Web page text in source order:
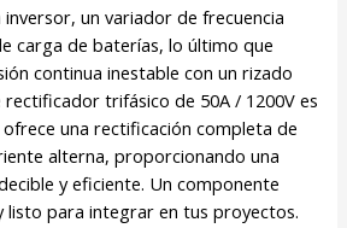
inversor, un variador de frecuencia
carga de baterías, lo último que
continua inestable con un rizado
rectificador trifásico de 50A / 1200V es
una rectificación completa de
alterna, proporcionando una
y eficiente. Un componente
para integrar en tus proyectos.